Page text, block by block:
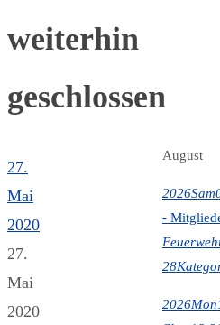
weiterhin
geschlossen
27.
Mai
2020
27.
Mai
2020
August
2026Sam
-
28
2026Mon